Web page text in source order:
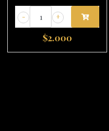
+
-
$2.000